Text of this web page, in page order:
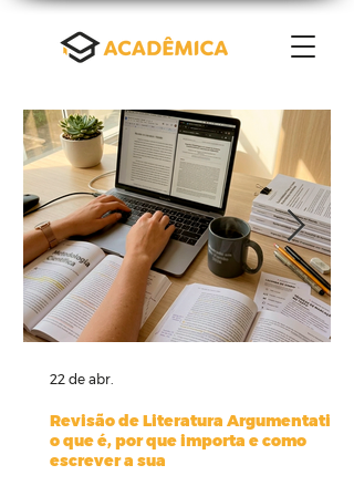
Revisão de Literatura Argumentativa:
o que é, por que importa e como
escrever a sua
22 de abr.